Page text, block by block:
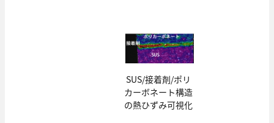
SUS/接着剤/ポリ
カーボネート構造
の熱ひずみ可視化